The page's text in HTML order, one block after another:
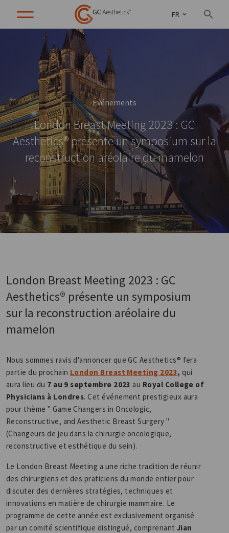
FR
Événements
London Breast Meeting 2023 : GC
Aesthetics® présente un symposium sur la
reconstruction aréolaire du mamelon
London Breast Meeting 2023 : GC
Aesthetics® présente un symposium
sur la reconstruction aréolaire du
mamelon
Nous sommes ravis d'annoncer que GC Aesthetics® fera
partie du prochain London Breast Meeting 2023, qui
aura lieu du 7 au 9 septembre 2023 au Royal College of
Physicians à Londres. Cet événement prestigieux aura
pour thème " Game Changers in Oncologic,
Reconstructive, and Aesthetic Breast Surgery "
(Changeurs de jeu dans la chirurgie oncologique,
reconstructive et esthétique du sein).
Le London Breast Meeting a une riche tradition de réunir
des chirurgiens et des praticiens du monde entier pour
discuter des dernières stratégies, techniques et
innovations en matière de chirurgie mammaire. Le
programme de cette année est exclusivement organisé
par un comité scientifique distingué, comprenant Jian